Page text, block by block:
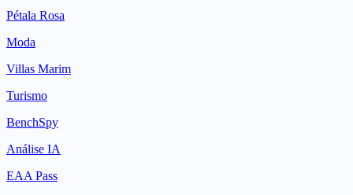
Pétala Rosa
Moda
Villas Marim
Turismo
BenchSpy
Análise IA
EAA Pass